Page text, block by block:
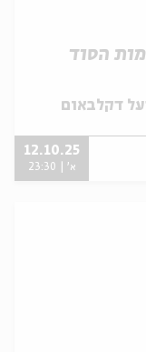
הסוד
דקלבאום
12.10.25
א' | 23:30